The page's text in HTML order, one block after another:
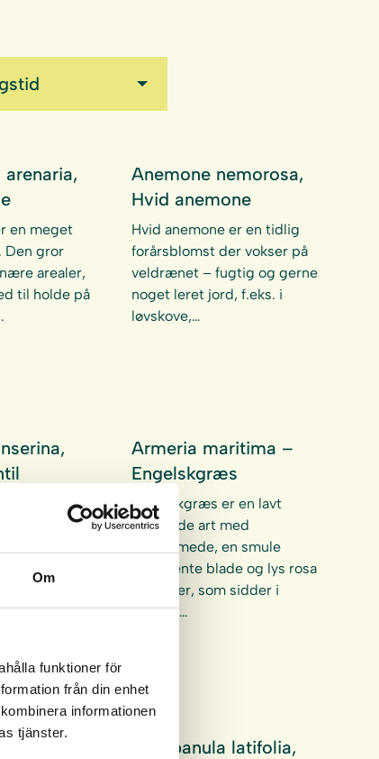
Om
funktioner för
från din enhet
informationen
tjänster.
en meget
Den gror
arealer,
til holde på
Anemone nemorosa,
Hvid anemone
Hvid anemone er en tidlig
forårsblomst der vokser på
veldrænet – fugtig og gerne
noget leret jord, f.eks. i
løvskove,…
solgule
fugtige
og
Armeria maritima –
Engelskgræs
Engelskgræs er en lavt
voksende art med
linjeformede, en smule
sukkulente blade og lys rosa
blomster, som sidder i
toppen…
Campanula latifolia,